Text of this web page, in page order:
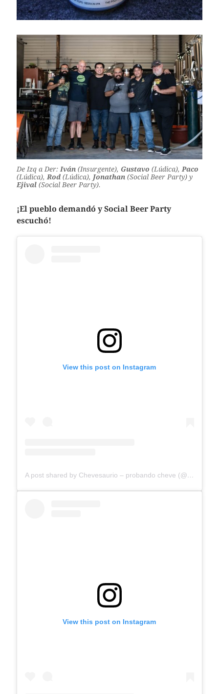
De Izq a Der: Iván(Insurgente), Gustavo (Lúdica), Paco
(Lúdica), Rod(Lúdica), Jonathan(Social Beer Party) y
Ejival(Social Beer Party).
¡El pueblo demandó y Social Beer Party
escuchó!
View this post on Instagram
A post shared by Chevesaurio – probando cheve (@chevesaurio)
View this post on Instagram